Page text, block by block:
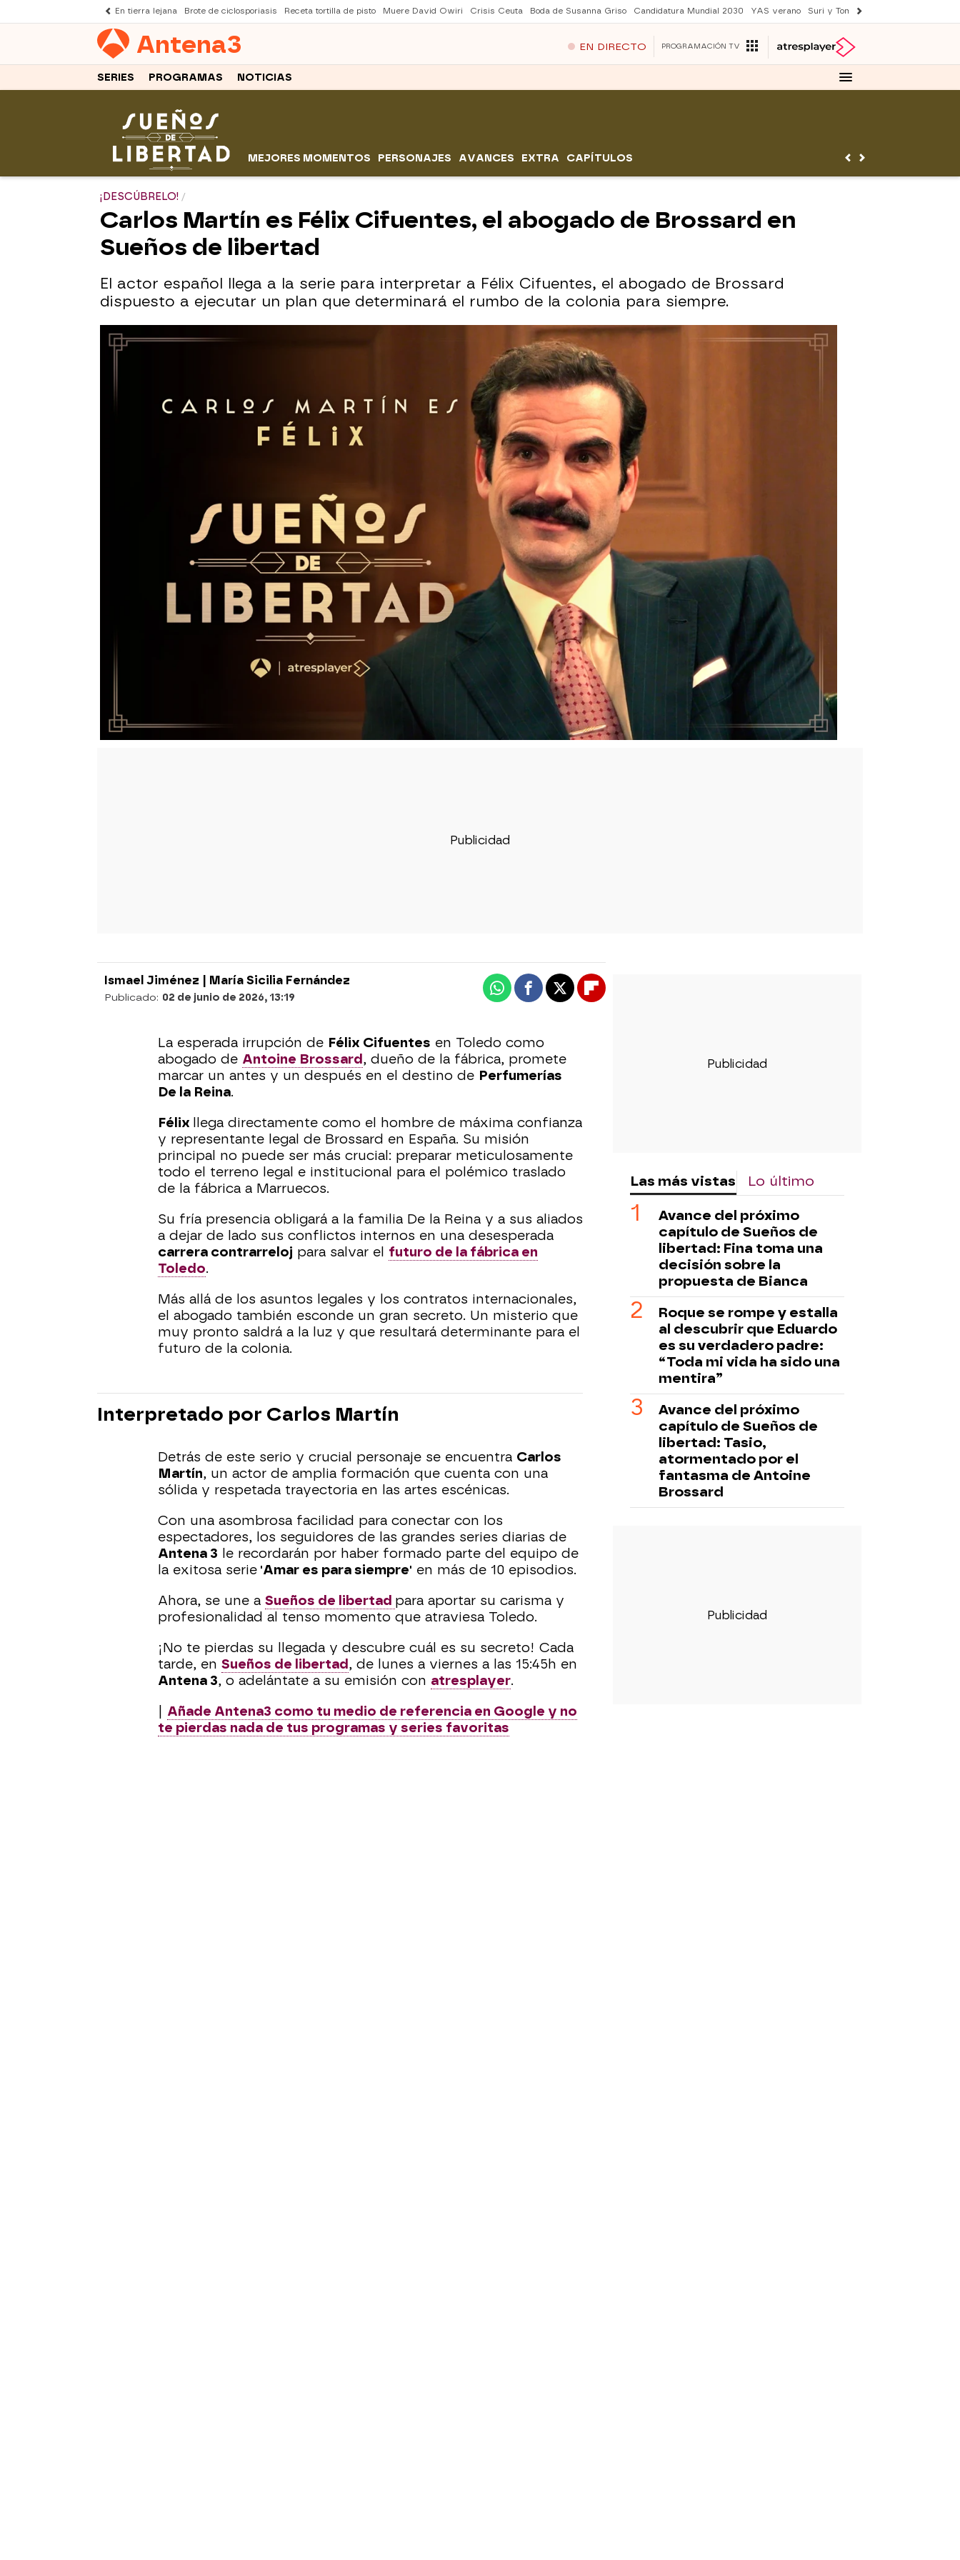
En tierra lejana Brote de ciclosporiasis Receta tortilla de pisto Muere David Owiri Crisis Ceuta Boda de Susanna Griso Candidatura Mundial 2030 YAS verano Suri y Tom Cruise
Antena3 EN DIRECTO PROGRAMACIÓN TV
SERIES PROGRAMAS NOTICIAS
MEJORES MOMENTOS PERSONAJES AVANCES EXTRA CAPÍTULOS
¡DESCÚBRELO!
Carlos Martín es Félix Cifuentes, el abogado de Brossard en
Sueños de libertad
El actor español llega a la serie para interpretar a Félix Cifuentes, el abogado de Brossard
dispuesto a ejecutar un plan que determinará el rumbo de la colonia para siempre.
Ismael Jiménez | María Sicilia Fernández
Publicado: 02 de junio de 2026, 13:19 WhatsappFacebook
X Flipboard
La esperada irrupción de Félix Cifuentes en Toledo como
abogado de Antoine Brossard, dueño de la fábrica, promete
marcar un antes y un después en el destino de Perfumerías
De la Reina.
Félix llega directamente como el hombre de máxima confianza
y representante legal de Brossard en España. Su misión
principal no puede ser más crucial: preparar meticulosamente
todo el terreno legal e institucional para el polémico traslado
de la fábrica a Marruecos.
Su fría presencia obligará a la familia De la Reina y a sus aliados
a dejar de lado sus conflictos internos en una desesperada
carrera contrarreloj para salvar el futuro de la fábrica en
Toledo.
Más allá de los asuntos legales y los contratos internacionales,
el abogado también esconde un gran secreto. Un misterio que
muy pronto saldrá a la luz y que resultará determinante para el
futuro de la colonia.
Interpretado por Carlos Martín
Detrás de este serio y crucial personaje se encuentra Carlos
Martín, un actor de amplia formación que cuenta con una
sólida y respetada trayectoria en las artes escénicas.
Con una asombrosa facilidad para conectar con los
espectadores, los seguidores de las grandes series diarias de
Antena 3 le recordarán por haber formado parte del equipo de
la exitosa serie 'Amar es para siempre' en más de 10 episodios.
Ahora, se une a Sueños de libertad para aportar su carisma y
profesionalidad al tenso momento que atraviesa Toledo.
¡No te pierdas su llegada y descubre cuál es su secreto! Cada
tarde, en Sueños de libertad, de lunes a viernes a las 15:45h en
Antena 3, o adelántate a su emisión con atresplayer.
Añade Antena3 como tu medio de referencia en Google y no
te pierdas nada de tus programas y series favoritas
Las más vistas Lo último
Avance del próximo
capítulo de Sueños de
libertad: Fina toma una
decisión sobre la
propuesta de Bianca
Roque se rompe y estalla
al descubrir que Eduardo
es su verdadero padre:
“Toda mi vida ha sido una
mentira”
Avance del próximo
capítulo de Sueños de
libertad: Tasio,
atormentado por el
fantasma de Antoine
Brossard